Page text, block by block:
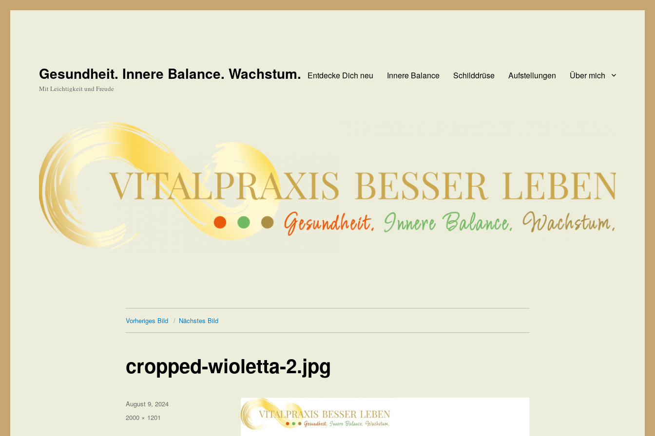
Gesundheit. Innere Balance. Wachstum.
Mit Leichtigkeit und Freude
Entdecke Dich neu Innere Balance Schilddrüse Aufstellungen Über mich
Vorheriges Bild Nächstes Bild
cropped-wioletta-2.jpg
Veröffentlicht
am
August 9, 2024
Volle
2000 × 1201